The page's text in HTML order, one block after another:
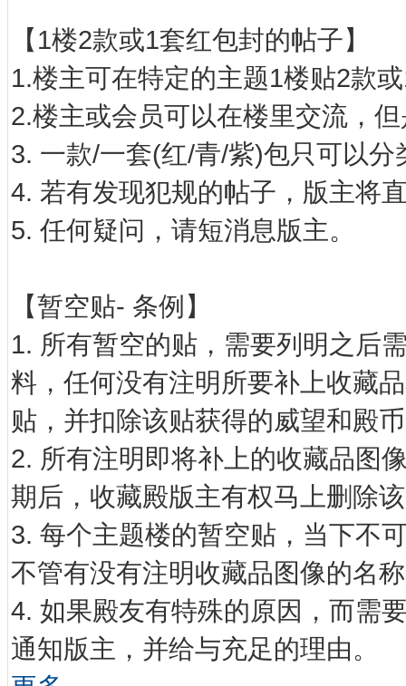
【1楼2款或1套红包封的帖子】
1.楼主可在特定的主题1楼贴2款
2.楼主或会员可以在楼里交流，
3. 一款/一套(红/青/紫)包只可以分
4. 若有发现犯规的帖子，版主将
5. 任何疑问，请短消息版主。
【暂空贴- 条例】
1. 所有暂空的贴，需要列明之后
料，任何没有注明所要补上收藏
贴，并扣除该贴获得的威望和殿
2. 所有注明即将补上的收藏品图
期后，收藏殿版主有权马上删除
3. 每个主题楼的暂空贴，当下不
不管有没有注明收藏品图像的名
4. 如果殿友有特殊的原因，而需
通知版主，并给与充足的理由。